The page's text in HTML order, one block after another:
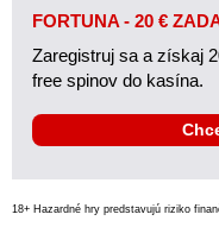
FORTUNA - 20 €
Zaregistruj sa a získaj
free spinov do kasína.
18+ Hazardné hry predstavujú riziko